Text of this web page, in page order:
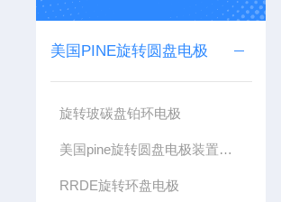
美国PINE旋转圆盘电极
旋转玻碳盘铂环电极
美国pine旋转圆盘电极装置旋转杆
RRDE旋转环盘电极